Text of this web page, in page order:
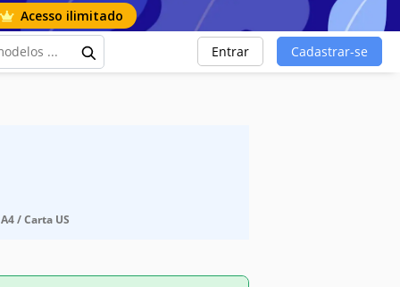
Acesso ilimitado
Entrar Cadastrar-se
/ Carta US